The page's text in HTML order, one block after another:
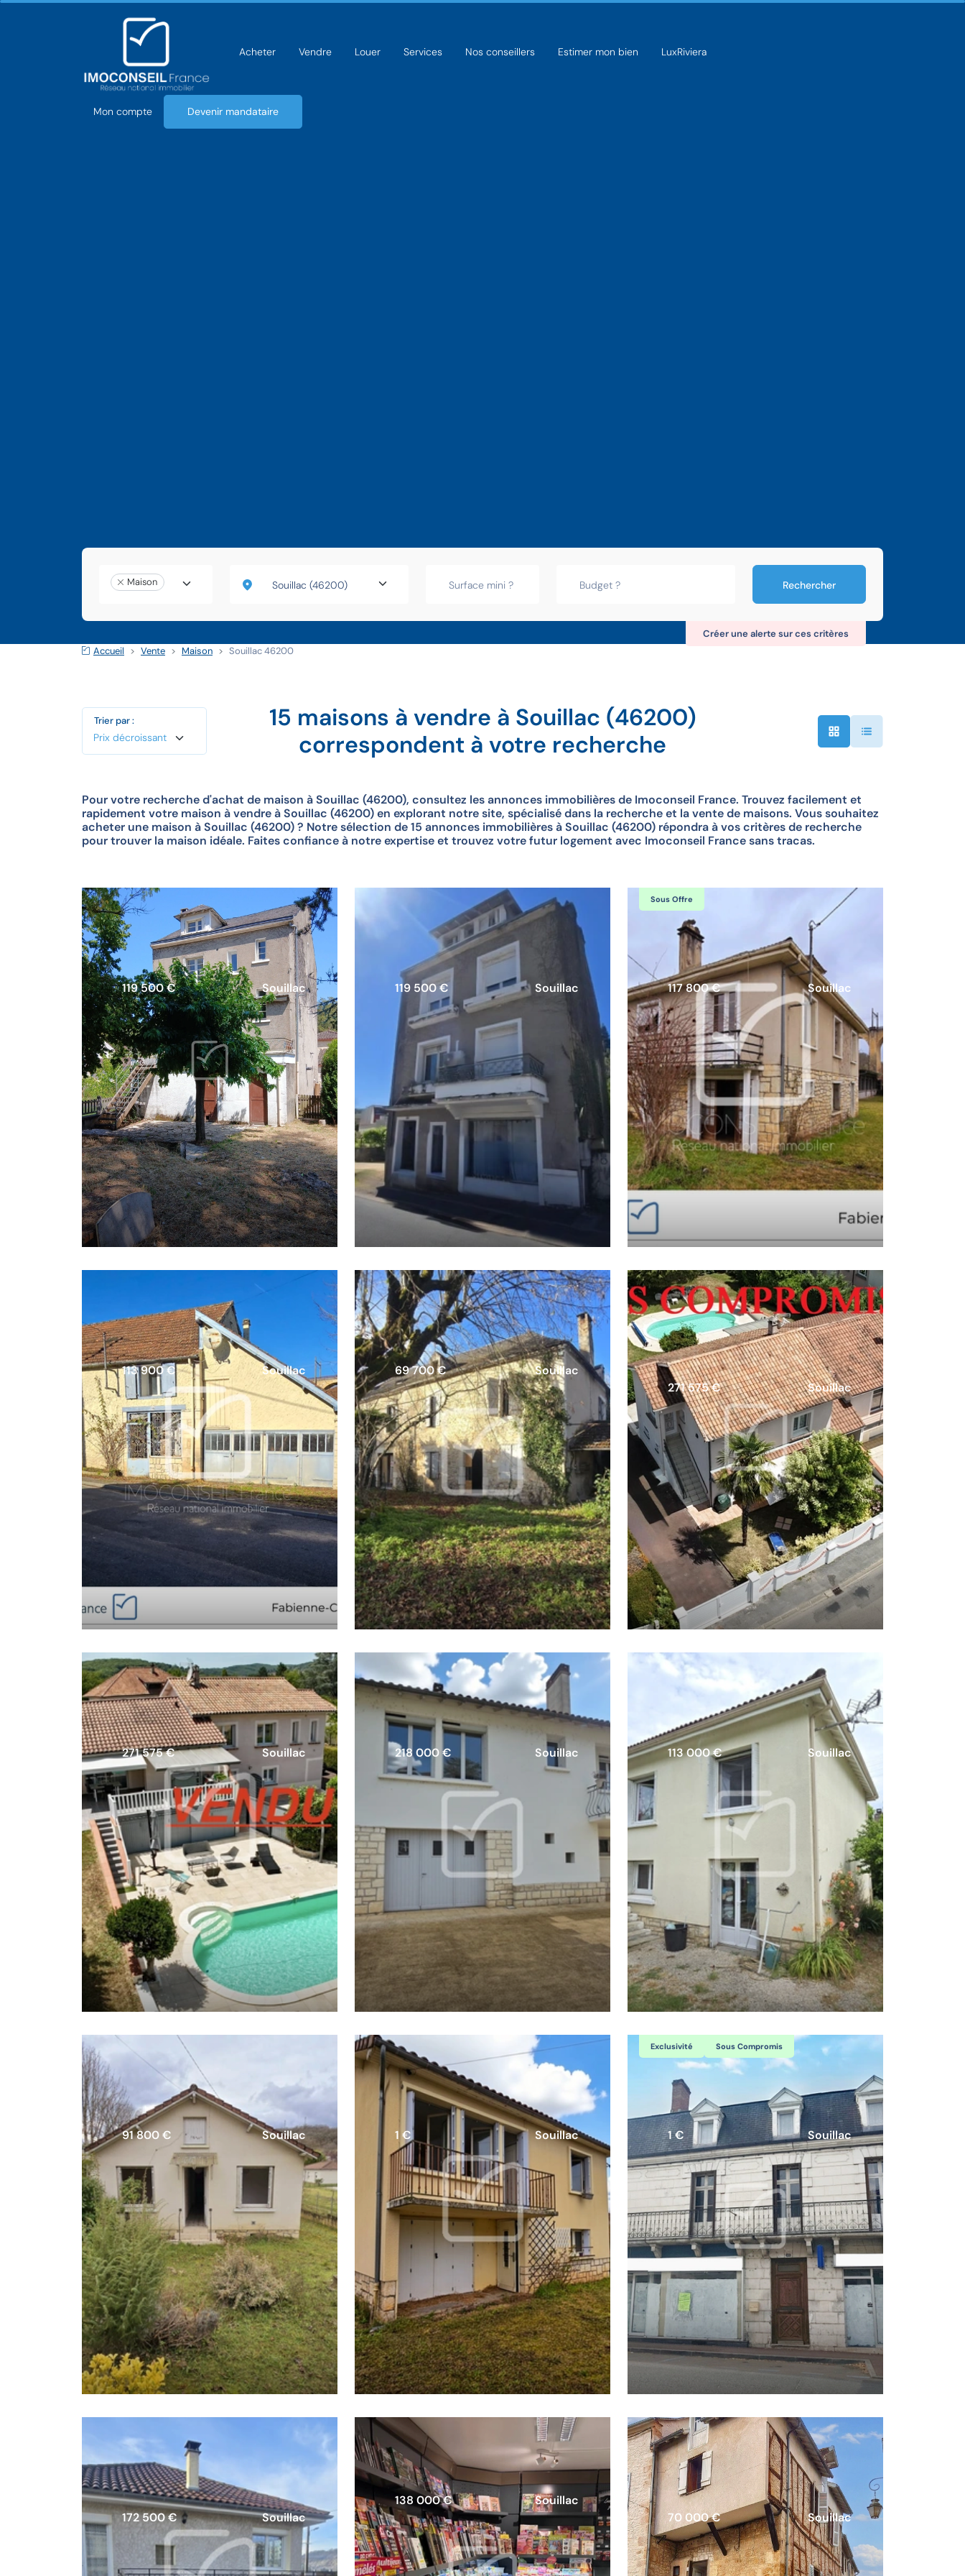
Acheter Vendre Louer Services Nos conseillers Estimer mon bien LuxRiviera
Mon compte Devenir mandataire
Maison Rechercher
Créer une alerte sur ces critères
Accueil
Vente Maison Souillac 46200
Trier par :
15 maisons à vendre à Souillac (46200)
correspondent à votre recherche
Pour votre recherche d'achat de maison à Souillac (46200), consultez les annonces immobilières de Imoconseil France. Trouvez facilement et
rapidement votre maison à vendre à Souillac (46200) en explorant notre site, spécialisé dans la recherche et la vente de maisons. Vous souhaitez
acheter une maison à Souillac (46200) ? Notre sélection de 15 annonces immobilières à Souillac (46200) répondra à vos critères de recherche
pour trouver la maison idéale. Faites confiance à notre expertise et trouvez votre futur logement avec Imoconseil France sans tracas.
Grande maison familiale avec
plus de 1 000 m2 de jardin en c
119 500 € Souillac
Vivre et travailler chez soi :
maison familiale avec espace
119 500 € Souillac
Sous Offre
Maison avec atelier de 180m2
sur plus de 800 m2 de terrain
117 800 € Souillac
Maison de 140m2 avec 86m2 de
plain pied fonctionnel sur 440m
113 900 € Souillac
ancienne maison en pierre sur
plus de 3300m2 de terrain
69 700 € Souillac
Maison d'habitation avec
appartement indépendant,
271 575 € Souillac
Maison avec piscine, loft
indépendant et jardin clos
271 575 € Souillac
Maison à deux minutes à pied
des commerces
218 000 € Souillac
Maison individuelle de 103m2 sur
650m2 de terrain clos.
113 000 € Souillac
plain-pied de 68m2 sur 900m2
91 800 € Souillac
Maison individuelle avec garage
1 € Souillac
Exclusivité Sous Compromis
Bel immeuble avec extérieurs en
1 € Souillac
172 500 € Souillac
138 000 €
Souillac
70 000 €
Souillac